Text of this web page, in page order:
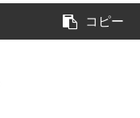
コピー